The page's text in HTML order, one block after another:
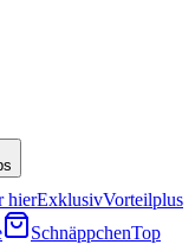
hierExklusivVorteilplus
SchnäppchenTop